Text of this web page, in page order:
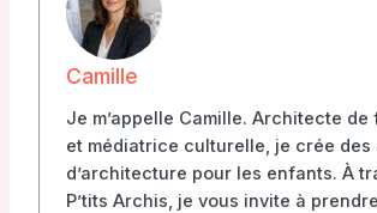
Camille
Je m’appelle Camille. Architecte de
et médiatrice culturelle, je crée des
d’architecture pour les enfants. À
P’tits Archis, je vous invite à